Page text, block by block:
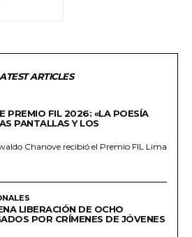
ARTICLES
PREMIO FIL 2026: «LA POESÍA
PANTALLAS Y LOS
Chanove recibió el Premio FIL Lima
LIBERACIÓN DE OCHO
POR CRÍMENES DE JÓVENES